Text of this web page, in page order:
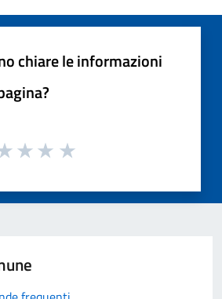
chiare le informazioni